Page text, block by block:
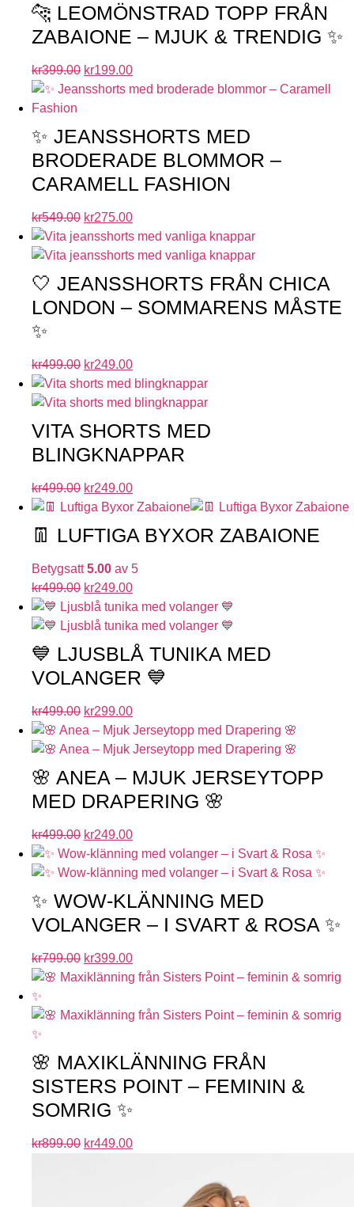
🐆 LEOMÖNSTRAD TOPP FRÅN
ZABAIONE – MJUK & TRENDIG ✨
kr399.00 kr199.00
✨ JEANSSHORTS MED
BRODERADE BLOMMOR –
CARAMELL FASHION
kr549.00 kr275.00
🤍 JEANSSHORTS FRÅN CHICA
LONDON – SOMMARENS MÅSTE
✨
kr499.00 kr249.00
VITA SHORTS MED
BLINGKNAPPAR
kr499.00 kr249.00
👖 LUFTIGA BYXOR ZABAIONE
Betygsatt5.00 av 5
kr499.00 kr249.00
💙 LJUSBLÅ TUNIKA MED
VOLANGER 💙
kr499.00 kr299.00
🌸 ANEA – MJUK JERSEYTOPP
MED DRAPERING 🌸
kr499.00 kr249.00
✨ WOW-KLÄNNING MED
VOLANGER – I SVART & ROSA ✨
kr799.00 kr399.00
🌸 MAXIKLÄNNING FRÅN
SISTERS POINT – FEMININ &
SOMRIG ✨
kr899.00 kr449.00